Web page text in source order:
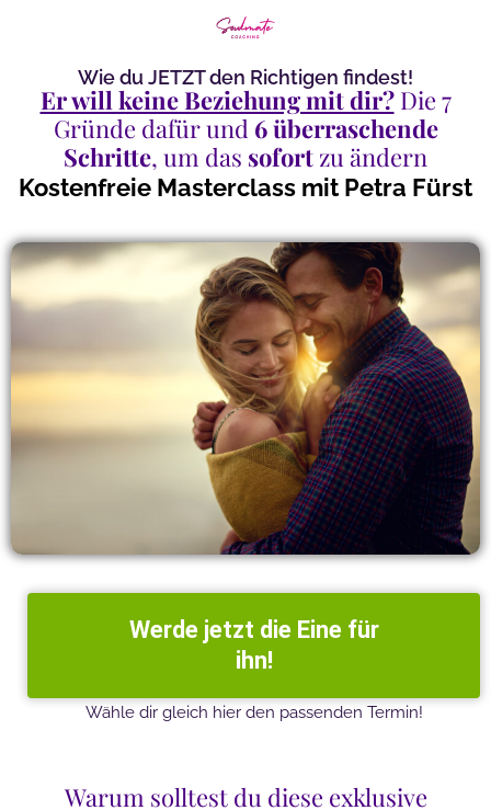
Wie du JETZT den Richtigen findest!
Er will keine Beziehung mit dir? Die 7
Gründe dafür und 6 überraschende
Schritte, um das sofort zu ändern
Kostenfreie Masterclass mit Petra Fürst
Werde jetzt die Eine für
ihn!
Wähle dir gleich hier den passenden Termin!
Warum solltest du diese exklusive